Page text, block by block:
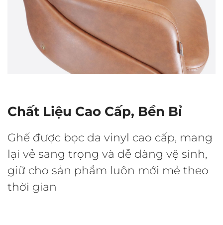
Chất Liệu Cao Cấp, Bền Bỉ
Ghế được bọc da vinyl cao cấp, mang
lại vẻ sang trọng và dễ dàng vệ sinh,
giữ cho sản phẩm luôn mới mẻ theo
thời gian